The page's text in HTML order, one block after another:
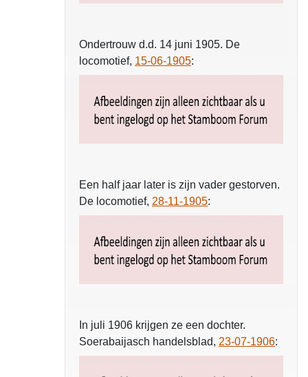
Ondertrouw d.d. 14 juni 1905. De
locomotief, 15-06-1905:
Een half jaar later is zijn vader gestorven.
De locomotief, 28-11-1905:
In juli 1906 krijgen ze een dochter.
Soerabaijasch handelsblad, 23-07-1906: